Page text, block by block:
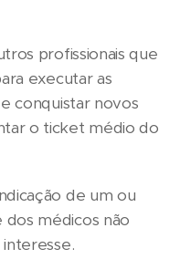
profissionais que
executar as
conquistar novos
o ticket médio do
de um ou
médicos não